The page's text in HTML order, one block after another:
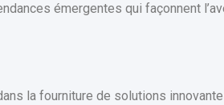
émergentes qui façonnent
la fourniture de solutions